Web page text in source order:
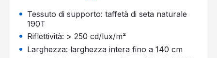
Tessuto di supporto: taffetà di seta naturale
190T
Riflettività: > 250 cd/lux/m²
Larghezza: larghezza intera fino a 140 cm